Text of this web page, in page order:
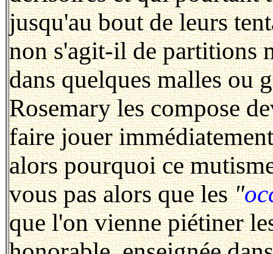
jusqu'au bout de leurs
non s'agit-il de partitions
dans quelques malles ou
Rosemary les compose
faire jouer
alors pourquoi ce
vous pas alors que les"
que l'on vienne piétiner